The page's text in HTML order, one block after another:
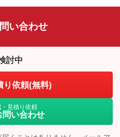
全周囲カメラ
：装備なし
ルーフレール
：装備なし
ヘッドライトウォッシャー
い合わせ
討中
り依頼(無料)
・見積り依頼
問い合わせ